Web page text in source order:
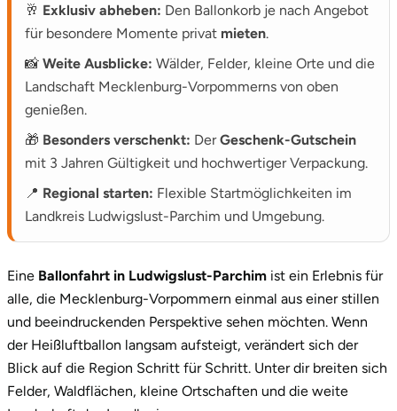
🥂 Exklusiv abheben: Den Ballonkorb je nach Angebot
für besondere Momente privat mieten.
📸 Weite Ausblicke: Wälder, Felder, kleine Orte und die
Landschaft Mecklenburg-Vorpommerns von oben
genießen.
🎁 Besonders verschenkt: DerGeschenk-Gutschein
mit 3 Jahren Gültigkeit und hochwertiger Verpackung.
📍 Regional starten: Flexible Startmöglichkeiten im
Landkreis Ludwigslust-Parchim und Umgebung.
Eine Ballonfahrt in Ludwigslust-Parchim ist ein Erlebnis für
alle, die Mecklenburg-Vorpommern einmal aus einer stillen
und beeindruckenden Perspektive sehen möchten. Wenn
der Heißluftballon langsam aufsteigt, verändert sich der
Blick auf die Region Schritt für Schritt. Unter dir breiten sich
Felder, Waldflächen, kleine Ortschaften und die weite